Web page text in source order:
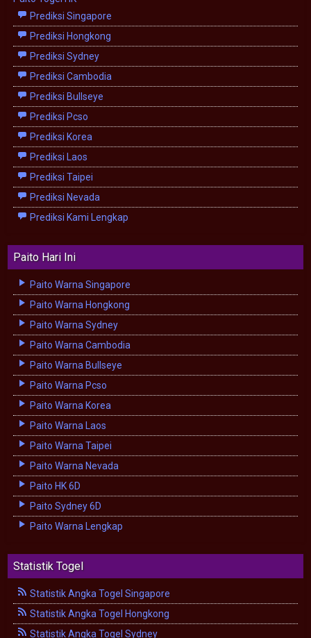
Prediksi Singapore
Prediksi Hongkong
Prediksi Sydney
Prediksi Cambodia
Prediksi Bullseye
Prediksi Pcso
Prediksi Korea
Prediksi Laos
Prediksi Taipei
Prediksi Nevada
Prediksi Kami Lengkap
Paito Hari Ini
Paito Warna Singapore
Paito Warna Hongkong
Paito Warna Sydney
Paito Warna Cambodia
Paito Warna Bullseye
Paito Warna Pcso
Paito Warna Korea
Paito Warna Laos
Paito Warna Taipei
Paito Warna Nevada
Paito HK 6D
Paito Sydney 6D
Paito Warna Lengkap
Statistik Togel
Statistik Angka Togel Singapore
Statistik Angka Togel Hongkong
Statistik Angka Togel Sydney